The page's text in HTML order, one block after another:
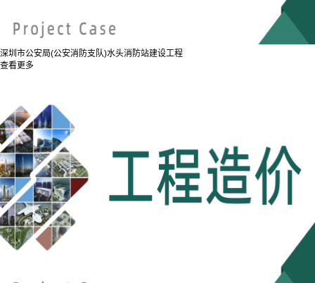
深圳市公安局(公安消防支队)水头消防站建设工程
查看更多